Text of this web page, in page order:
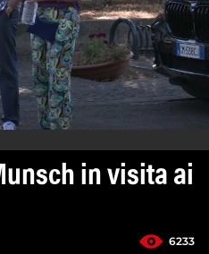
in visita ai
6233